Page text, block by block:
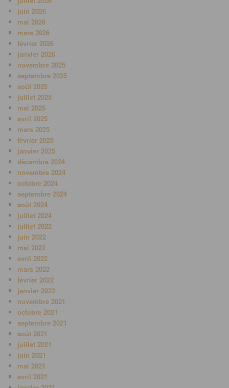
juin 2026
mai 2026
mars 2026
février 2026
janvier 2026
novembre 2025
septembre 2025
août 2025
juillet 2025
mai 2025
avril 2025
mars 2025
février 2025
janvier 2025
décembre 2024
novembre 2024
octobre 2024
septembre 2024
août 2024
juillet 2024
juillet 2022
juin 2022
mai 2022
avril 2022
mars 2022
février 2022
janvier 2022
novembre 2021
octobre 2021
septembre 2021
août 2021
juillet 2021
juin 2021
mai 2021
avril 2021